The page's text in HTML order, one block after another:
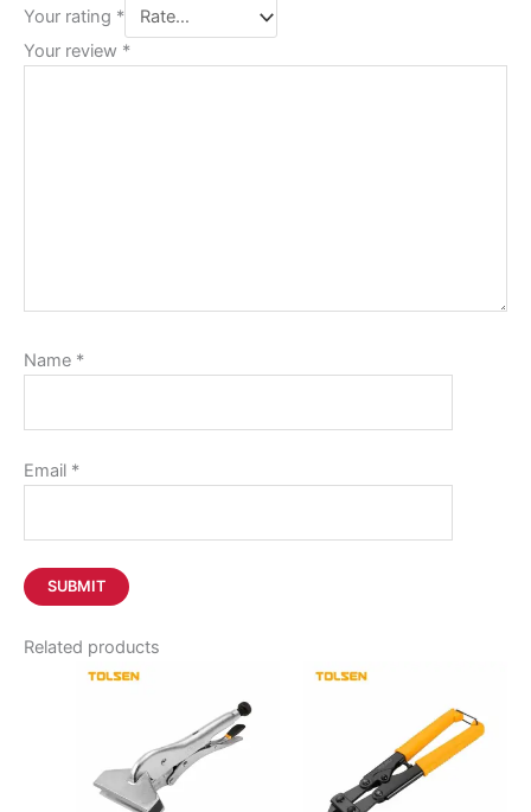
Your rating *
Your review *
Name *
Email *
Related products